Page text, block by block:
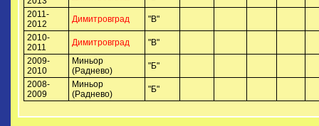
2011-
2012
Димитровград
"B"
2010-
2011
Димитровград
"B"
2009-
2010
Миньор
(Раднево)
"Б"
2008-
2009
Миньор
(Раднево)
"Б"